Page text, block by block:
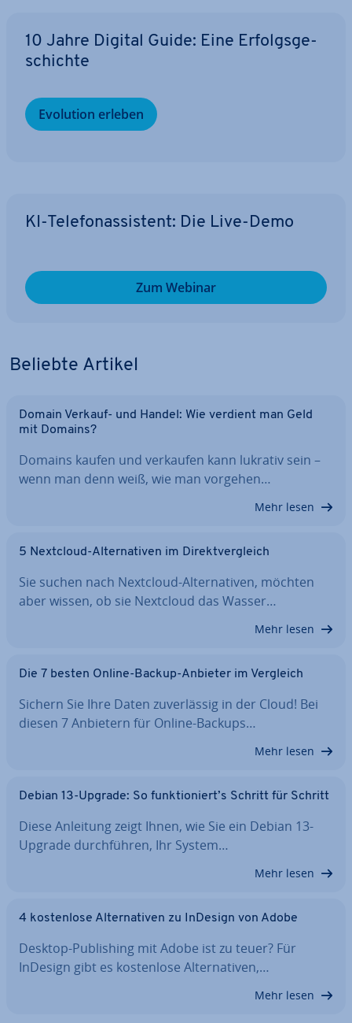
10 Jahre Digital Guide: Eine Er­folgs­ge­
schich­te
Evolution erleben
KI-Te­le­fon­as­sis­tent: Die Live-Demo
Zum Webinar
Beliebte Artikel
Domain Verkauf- und Handel: Wie verdient man Geld
mit Domains?
Domains kaufen und verkaufen kann lukrativ sein –
wenn man denn weiß, wie man vorgehen…
Mehr lesen
5 Nextcloud-Al­ter­na­ti­ven im Di­rekt­ver­gleich
Sie suchen nach Nextcloud-Al­ter­na­ti­ven, möchten
aber wissen, ob sie Nextcloud das Wasser…
Mehr lesen
Die 7 besten Online-Backup-Anbieter im Vergleich
Sichern Sie Ihre Daten zu­ver­läs­sig in der Cloud! Bei
diesen 7 Anbietern für Online-Backups…
Mehr lesen
Debian 13-Upgrade: So funk­tio­niert’s Schritt für Schritt
Diese Anleitung zeigt Ihnen, wie Sie ein Debian 13-
Upgrade durch­füh­ren, Ihr System…
Mehr lesen
4 kos­ten­lo­se Al­ter­na­ti­ven zu InDesign von Adobe
Desktop-Pu­bli­shing mit Adobe ist zu teuer? Für
InDesign gibt es kos­ten­lo­se Al­ter­na­ti­ven,…
Mehr lesen